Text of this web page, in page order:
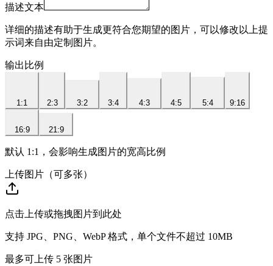
描述文本
详细的描述有助于生成更符合您期望的图片，可以修改以上提
示词来自由定制图片。
输出比例
1:1 2:3 3:2 3:4 4:3 4:5 5:4 9:16
16:9 21:9
默认 1:1，会影响生成图片的宽高比例
上传图片（可多张）
点击上传或拖拽图片到此处
支持 JPG、PNG、WebP 格式，单个文件不超过 10MB
最多可上传 5 张图片